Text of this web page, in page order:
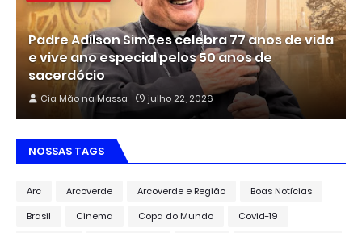
Padre Adilson Simões celebra 77 anos de vida
e vive ano especial pelos 50 anos de
sacerdócio
Cia Mão na Massa julho 22, 2026
NOSSAS TAGS
Arc Arcoverde Arcoverde e Região
Boas Notícias
Brasil
Cinema Copa do Mundo
Covid-19